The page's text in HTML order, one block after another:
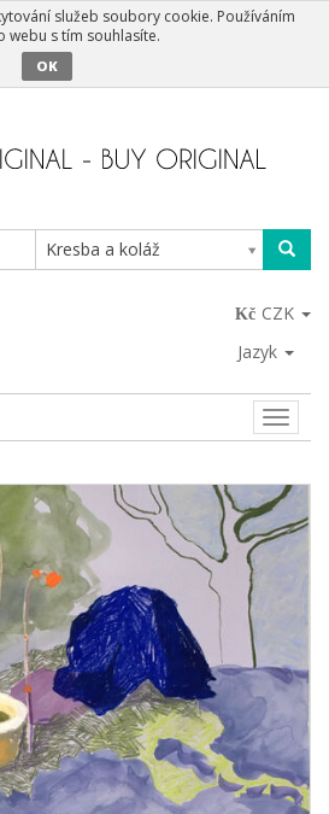
služeb soubory cookie. Používáním
webu s tím souhlasíte.
OK
Kresba a koláž
CZK
Jazyk
Toggle